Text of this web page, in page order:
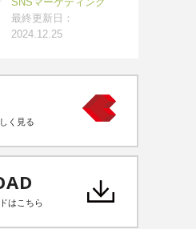
最終更新日：
2024.12.25
く見る
はこちら